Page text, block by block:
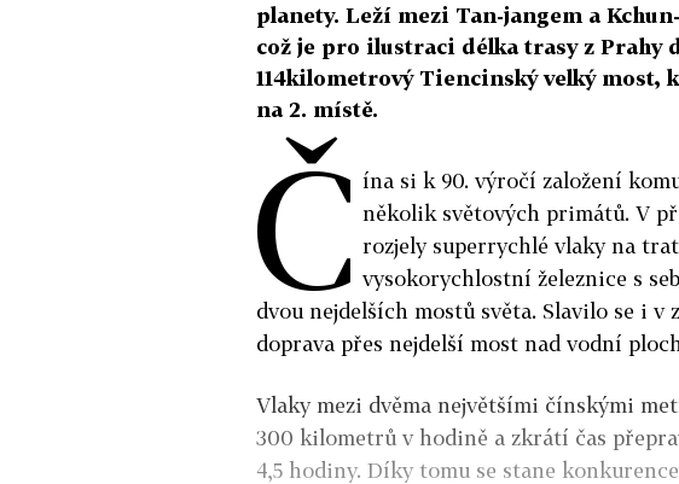
planety. Leží mezi Tan-jangem a
což je pro ilustraci délka trasy z Prahy
114kilometrový Tiencinský velký most,
na 2. místě.
Č ína si k 90. výročí založení
několik světových primátů. V
rozjely superrychlé vlaky na
vysokorychlostní železnice s
dvou nejdelších mostů světa. Slavilo se i v
doprava přes nejdelší most nad vodní
Vlaky mezi dvěma největšími čínskými
300 kilometrů v hodině a zkrátí čas
4,5 hodiny. Díky tomu se stane